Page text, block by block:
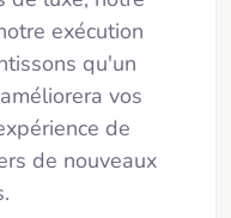
exécution
qu'un
vos
de
de nouveaux